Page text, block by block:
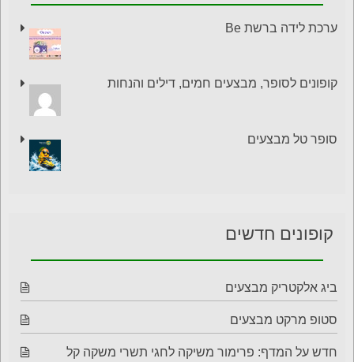
ערכת לידה ברשת Be
קופונים לסופר, מבצעים חמים, דילים והנחות
סופר טל מבצעים
קופונים חדשים
ביג אלקטריק מבצעים
סטופ מרקט מבצעים
חדש על המדף: פרימור משיקה לחגי תשרי משקה קל